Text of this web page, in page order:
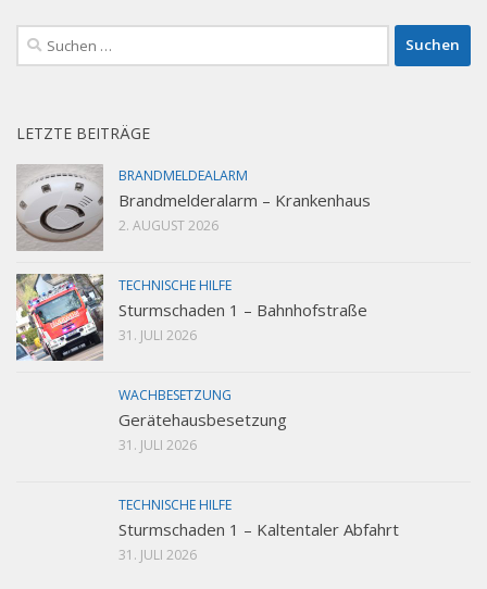
Suchen
nach:
LETZTE BEITRÄGE
BRANDMELDEALARM
Brandmelderalarm – Krankenhaus
2. AUGUST 2026
TECHNISCHE HILFE
Sturmschaden 1 – Bahnhofstraße
31. JULI 2026
WACHBESETZUNG
Gerätehausbesetzung
31. JULI 2026
TECHNISCHE HILFE
Sturmschaden 1 – Kaltentaler Abfahrt
31. JULI 2026